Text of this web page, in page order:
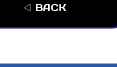
◁ BACK